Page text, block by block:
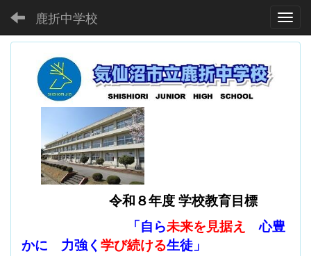
鹿折中学校
令和８年度 学校教育目標
「自ら未来を見据え
心豊
かに 力強く 学び続ける生徒」